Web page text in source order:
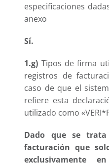
especificaciones
anexo
Sí.
1.g) Tipos de firma
registros de
caso de que el
refiere esta
utilizado como
Dado que se
facturación que
exclusivamente